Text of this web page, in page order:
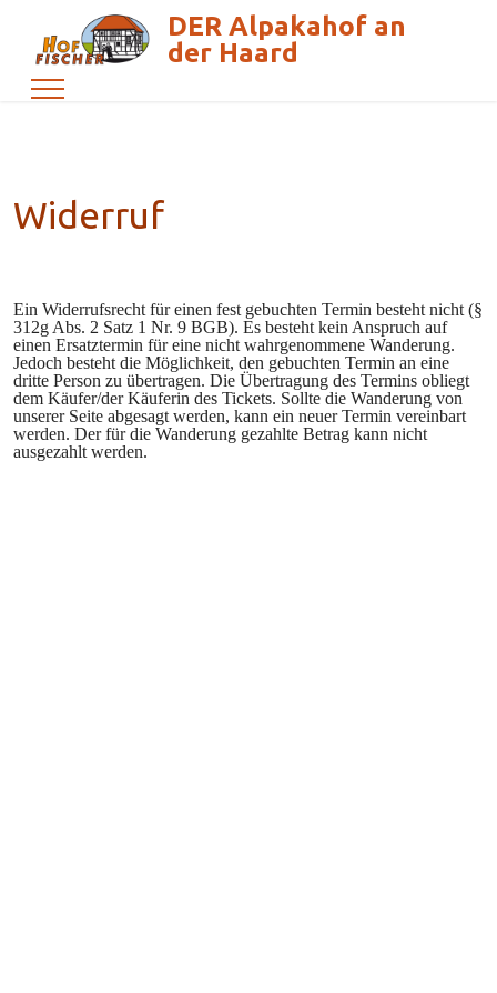
DER Alpakahof an
der Haard
Widerruf
Ein Widerrufsrecht für einen fest gebuchten Termin besteht nicht (§
312g Abs. 2 Satz 1 Nr. 9 BGB). Es besteht kein Anspruch auf
einen Ersatztermin für eine nicht wahrgenommene Wanderung.
Jedoch besteht die Möglichkeit, den gebuchten Termin an eine
dritte Person zu übertragen. Die Übertragung des Termins obliegt
dem Käufer/der Käuferin des Tickets. Sollte die Wanderung von
unserer Seite abgesagt werden, kann ein neuer Termin vereinbart
werden. Der für die Wanderung gezahlte Betrag kann nicht
ausgezahlt werden.